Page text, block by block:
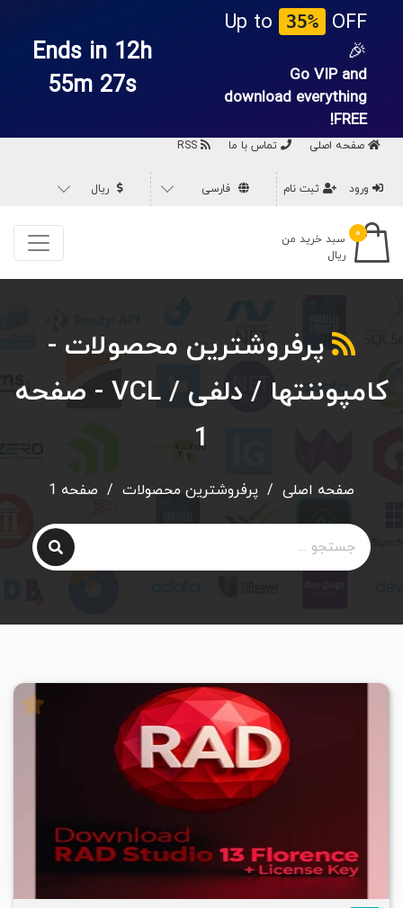
Up to 35%
OFF
🎉
Go VIP and
download everything
FREE!
Ends in 12h
55m 26s
صفحه اصلی تماس با ما
ورود ثبت نام فارسی ریال
۰
سبد خرید من
ریال
پرفروشترین محصولات -
کامپوننتها / دلفی / VCL - صفحه
1
صفحه اصلی / پرفروشترین محصولات / صفحه 1
۷۷/۱K ۱۴۰۵/۰۱/۱۰